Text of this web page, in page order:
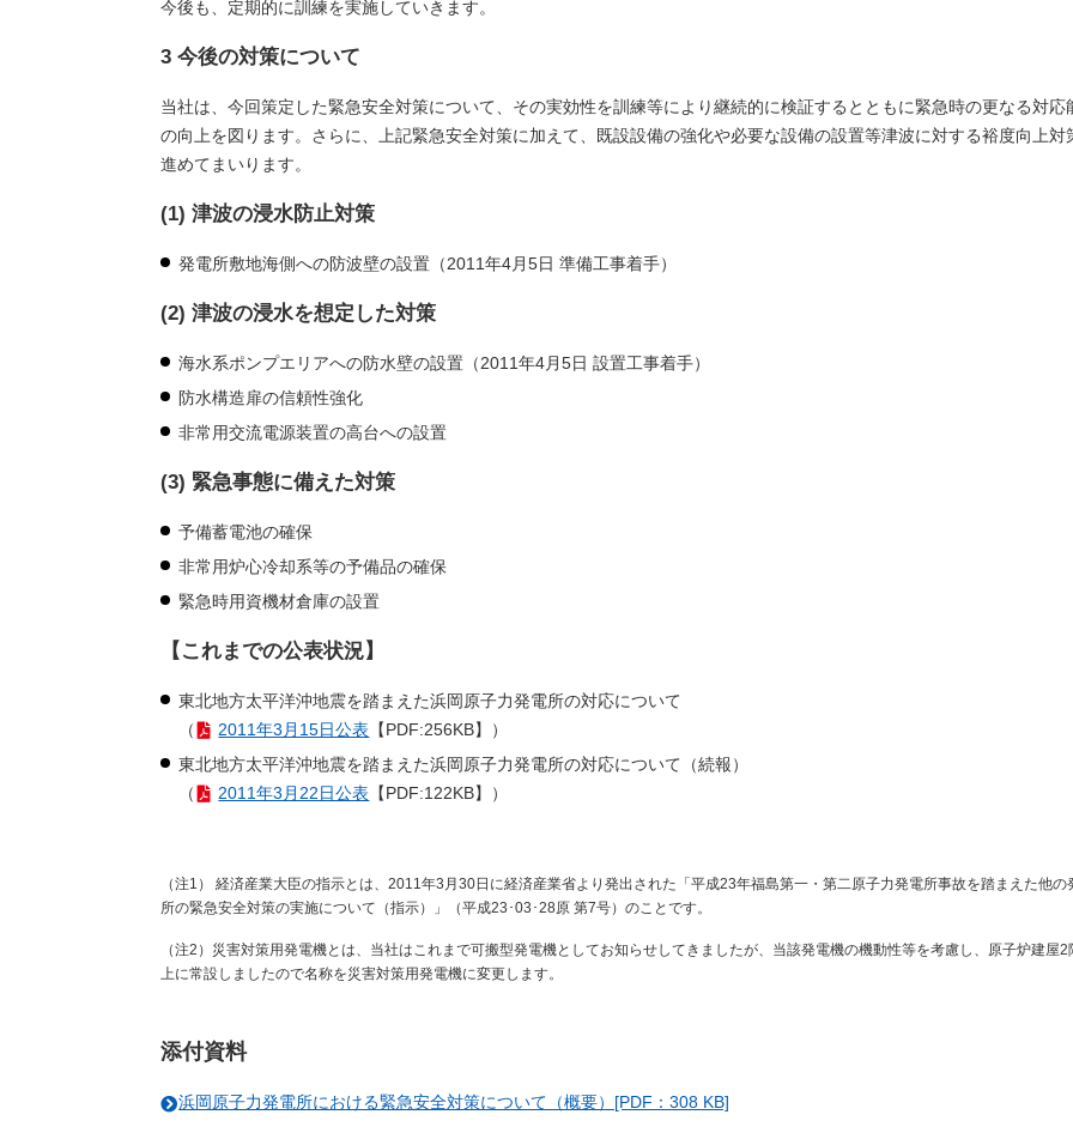
今後も、定期的に訓練を実施していきます。
3 今後の対策について
当社は、今回策定した緊急安全対策について、その実効性を訓練等により継続的に検証するとともに緊急時の更なる対応
の向上を図ります。さらに、上記緊急安全対策に加えて、既設設備の強化や必要な設備の設置等津波に対する裕度向上対
進めてまいります。
(1) 津波の浸水防止対策
発電所敷地海側への防波壁の設置（2011年4月5日 準備工事着手）
(2) 津波の浸水を想定した対策
海水系ポンプエリアへの防水壁の設置（2011年4月5日 設置工事着手）
防水構造扉の信頼性強化
非常用交流電源装置の高台への設置
(3) 緊急事態に備えた対策
予備蓄電池の確保
非常用炉心冷却系等の予備品の確保
緊急時用資機材倉庫の設置
【これまでの公表状況】
東北地方太平洋沖地震を踏まえた浜岡原子力発電所の対応について
（
2011年3月15日公表 【PDF:256KB】）
東北地方太平洋沖地震を踏まえた浜岡原子力発電所の対応について（続報）
（
2011年3月22日公表 【PDF:122KB】）
（注1） 経済産業大臣の指示とは、2011年3月30日に経済産業省より発出された「平成23年福島第一・第二原子力発電所事故を踏まえた他の
所の緊急安全対策の実施について（指示）」（平成23･03･28原 第7号）のことです。
（注2）災害対策用発電機とは、当社はこれまで可搬型発電機としてお知らせしてきましたが、当該発電機の機動性等を考慮し、原子炉建屋2
上に常設しましたので名称を災害対策用発電機に変更します。
添付資料
浜岡原子力発電所における緊急安全対策について（概要）[PDF：308 KB]